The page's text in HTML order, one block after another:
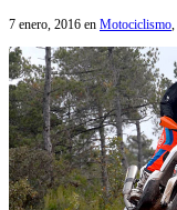
7 enero, 2016 en Motociclismo